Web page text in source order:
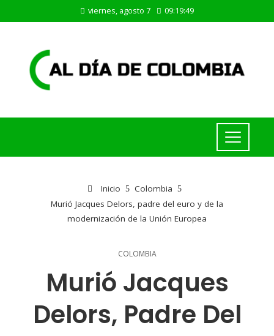
viernes, agosto 7 09:19:49
Inicio
Colombia
Murió Jacques Delors, padre del euro y de la
modernización de la Unión Europea
COLOMBIA
Murió Jacques
Delors, Padre Del